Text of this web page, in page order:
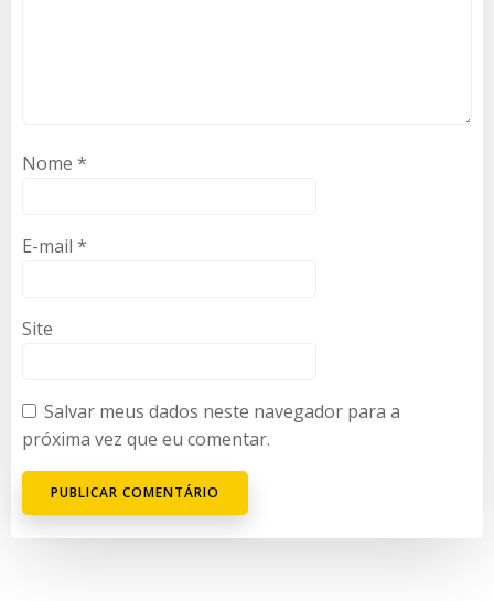
Nome *
E-mail *
Site
Salvar meus dados neste navegador para a
próxima vez que eu comentar.